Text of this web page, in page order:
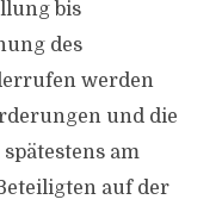
bis
des
werden
und die
am
auf der